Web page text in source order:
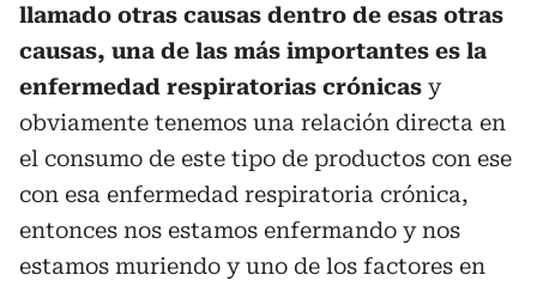
llamado otras causas dentro de esas otras
causas, una de las más importantes es la
enfermedad respiratorias crónicas y
obviamente tenemos una relación directa en
el consumo de este tipo de productos con ese
con esa enfermedad respiratoria crónica,
entonces nos estamos enfermando y nos
estamos muriendo y uno de los factores en